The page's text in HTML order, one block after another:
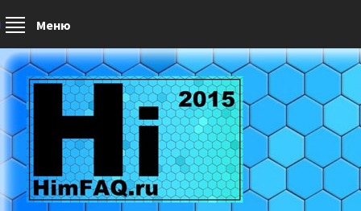
Меню